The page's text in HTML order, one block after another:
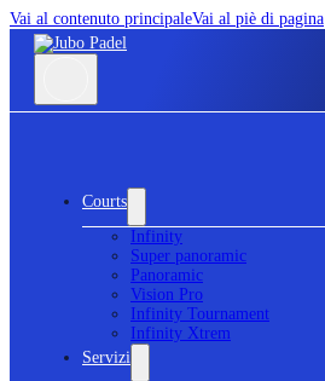
Vai al contenuto principaleVai al piè di pagina
Courts
Infinity
Super panoramic
Panoramic
Vision Pro
Infinity Tournament
Infinity Xtrem
Servizi